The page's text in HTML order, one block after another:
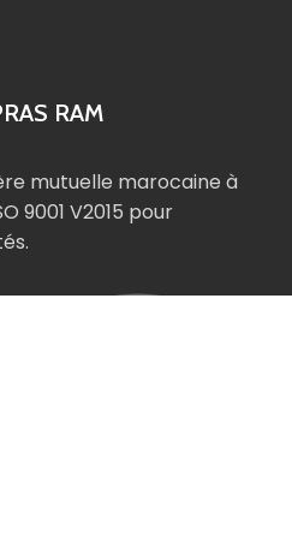
RAM
mutuelle marocaine à
9001 V2015 pour